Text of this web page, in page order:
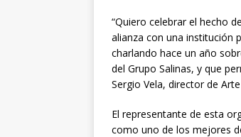
“Quiero celebrar el hecho
alianza con una institución
charlando hace un año
del Grupo Salinas, y que
Sergio Vela, director de
El representante de esta
como uno de los mejores